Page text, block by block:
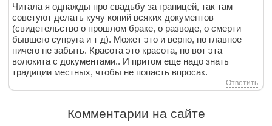
Читала я однажды про свадьбу за границей, так там
советуют делать кучу копий всяких документов
(свидетельство о прошлом браке, о разводе, о смерти
бывшего супруга и т д). Может это и верно, но главное
ничего не забыть. Красота это красота, но вот эта
волокита с документами.. И притом еще надо знать
традиции местных, чтобы не попасть впросак.
Ответить
Комментарии на сайте